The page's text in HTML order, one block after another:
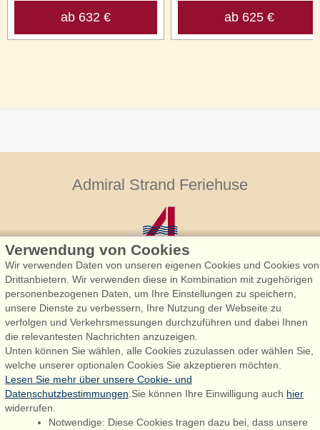
ab 632 € ab 625 €
Admiral Strand Feriehuse
Admiral Strand Feriehuse, Lønne
Houstrupvej 170, Lønne
6830 Nørre Nebel
booking@admiralstrand.com
+45 70 60 87 78
Følg os på: Facebook
Verwendung von Cookies
Wir verwenden Daten von unseren eigenen Cookies und Cookies von
Drittanbietern. Wir verwenden diese in Kombination mit zugehörigen
personenbezogenen Daten, um Ihre Einstellungen zu speichern,
unsere Dienste zu verbessern, Ihre Nutzung der Webseite zu
verfolgen und Verkehrsmessungen durchzuführen und dabei Ihnen
die relevantesten Nachrichten anzuzeigen.
Unten können Sie wählen, alle Cookies zuzulassen oder wählen Sie,
welche unserer optionalen Cookies Sie akzeptieren möchten.
Lesen Sie mehr über unsere Cookie- und
Datenschutzbestimmungen .Sie können Ihre Einwilligung auch hier
widerrufen.
Notwendige: Diese Cookies tragen dazu bei, dass unsere